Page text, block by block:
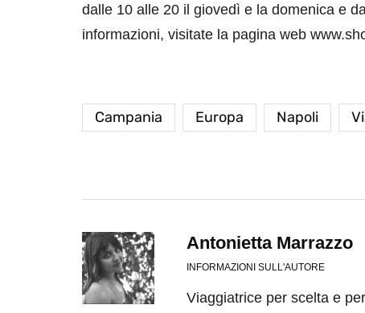
dalle 10 alle 20 il giovedì e la domenica e
informazioni, visitate la pagina web
Campania Europa Napoli
Antonietta Marrazzo
INFORMAZIONI SULL'AUTORE
Viaggiatrice per scelta e